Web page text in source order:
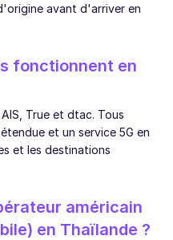
avant d'arriver en
fonctionnent en
True et dtac. Tous
et un service 5G en
et les destinations
américain
en Thaïlande ?